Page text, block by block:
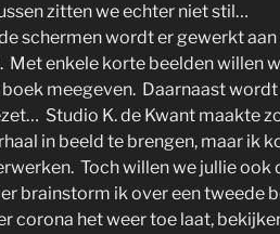
zitten we echter niet stil…
schermen wordt er gewerkt
Met enkele korte beelden willen
meegeven. Daarnaast
Studio K. de Kwant maakte
in beeld te brengen, maar ik
Toch willen we jullie ook
brainstorm ik over een tweede
corona het weer toe laat,